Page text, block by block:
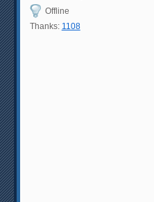
Offline
Thanks: 1108